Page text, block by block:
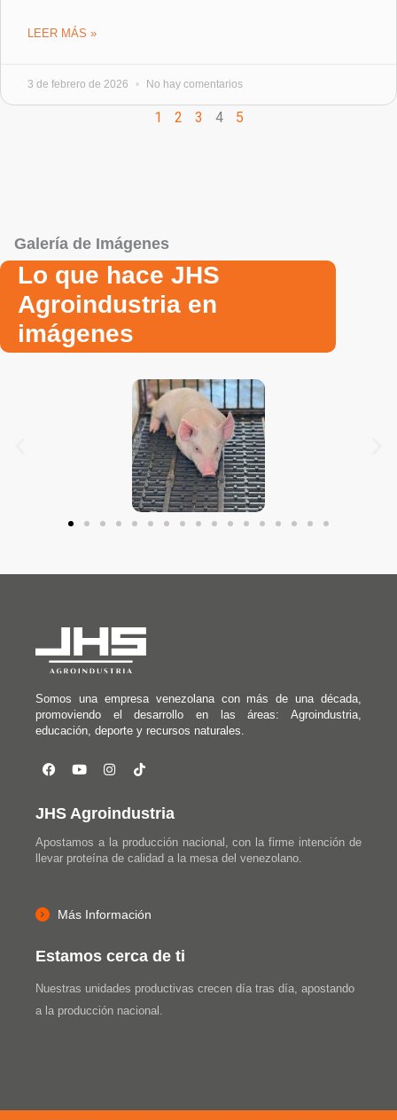
LEER MÁS »
3 de febrero de 2026 No hay comentarios
1 2 3 4 5
Galería de Imágenes
Lo que hace JHS
Agroindustria en
imágenes
Somos una empresa venezolana con más de una década,
promoviendo el desarrollo en las áreas: Agroindustria,
educación, deporte y recursos naturales.
JHS Agroindustria
Apostamos a la producción nacional, con la firme intención de
llevar proteína de calidad a la mesa del venezolano.
Más Información
Estamos cerca de ti
Nuestras unidades productivas crecen día tras día, apostando
a la producción nacional.